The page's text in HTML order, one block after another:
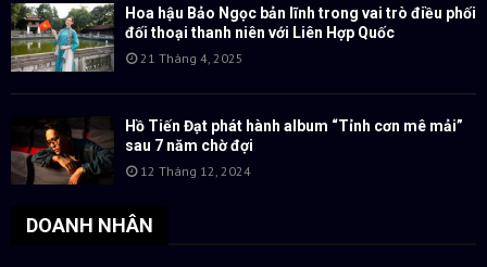
Hoa hậu Bảo Ngọc bản lĩnh trong vai trò điều phối
đối thoại thanh niên với Liên Hợp Quốc
21 Tháng 4, 2025
Hồ Tiến Đạt phát hành album “Tỉnh cơn mê mải”
sau 7 năm chờ đợi
12 Tháng 12, 2024
DOANH NHÂN